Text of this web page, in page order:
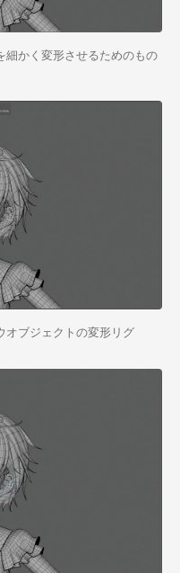
かく変形させるためのもの
オブジェクトの変形リグ